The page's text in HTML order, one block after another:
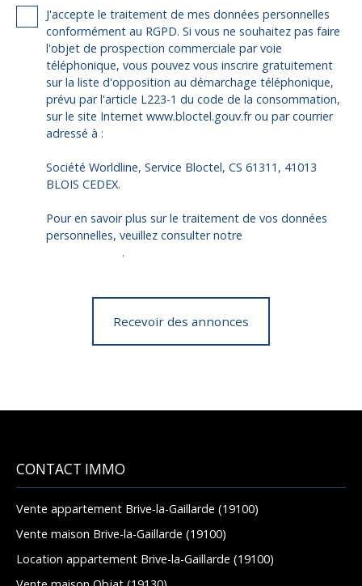
J'accepte le traitement de mes données personnelles
conformément au RGPD. Si vous ne souhaitez pas faire
l'objet de prospection commerciale par voie
téléphonique, vous pouvez vous inscrire gratuitement
sur la liste d'opposition au démarchage téléphonique,
prévu par l'article L223-1 du code de la consommation,
sur le site Internet www.bloctel.gouv.fr ou par courrier
adressé à :
Société Worldline, Service Bloctel, CS 61311, 41013
BLOIS CEDEX.
Pour en savoir plus sur le traitement de vos données
personnelles, veuillez consulter notre
.
Recevoir des annonces
CONTACT IMMO
Vente appartement Brive-la-Gaillarde (19100)
Vente maison Brive-la-Gaillarde (19100)
Location appartement Brive-la-Gaillarde (19100)